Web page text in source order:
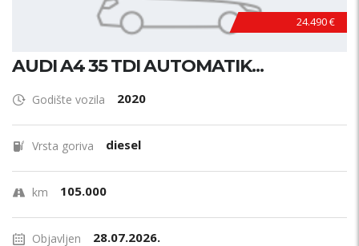
24.490 €
AUDI A4 35 TDI AUTOMATIK...
Godište vozila 2020
Vrsta goriva diesel
km 105.000
Objavljen 28.07.2026.